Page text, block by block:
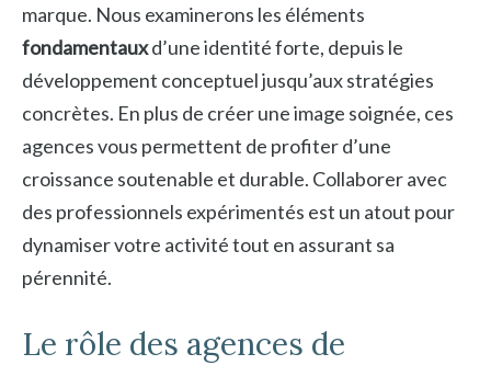
marque. Nous examinerons les éléments
fondamentauxd’une identité forte, depuis le
développement conceptuel jusqu’aux stratégies
concrètes. En plus de créer une image soignée, ces
agences vous permettent de profiter d’une
croissance soutenable et durable. Collaborer avec
des professionnels expérimentés est un atout pour
dynamiser votre activité tout en assurant sa
pérennité.
Le rôle des agences de